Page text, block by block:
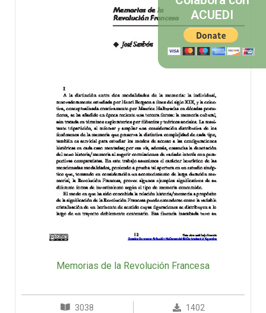
Memorias de la Revolución Francesa
3038 1402
ACUEDI